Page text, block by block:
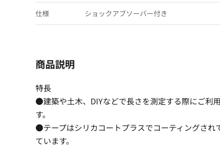
仕様 ショックアブソーバー付き
商品説明
特長
●建築や土木、DIYなどで長さを測定する際にご利
す。
●テープはシリカコートプラスでコーティングされ
ています。